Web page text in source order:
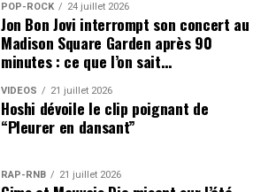
POP-ROCK 24 juillet 2026
Jon Bon Jovi interrompt son concert au
Madison Square Garden après 90
minutes : ce que l’on sait…
VIDEOS 21 juillet 2026
Hoshi dévoile le clip poignant de
“Pleurer en dansant”
RAP-RNB 21 juillet 2026